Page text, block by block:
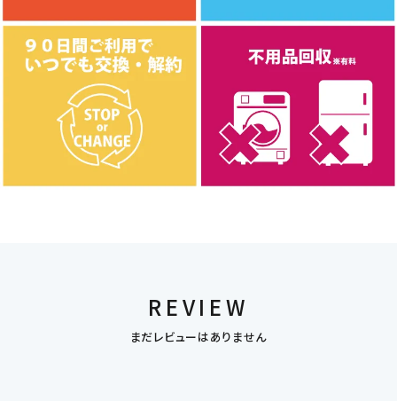
REVIEW
まだレビューはありません